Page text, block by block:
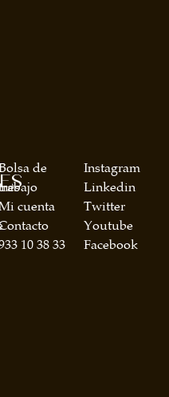
Bolsa de
cuenta
10 38 33
Instagram
Linkedin
Twitter
Youtube
Facebook